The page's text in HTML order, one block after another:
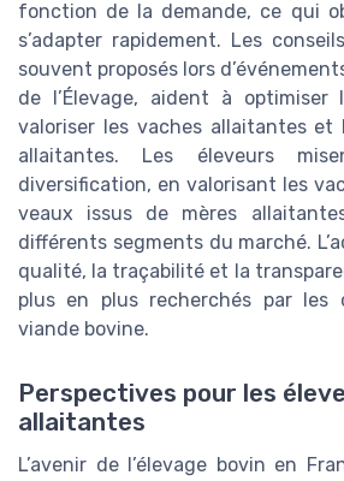
fonction de la demande, ce qui
s’adapter rapidement. Les
souvent proposés lors
de l’Élevage, aident à
valoriser les vaches allaitantes et
allaitantes. Les éleveurs
diversification, en valorisant les
veaux issus de mères
différents segments du marché.
qualité, la traçabilité et la
plus en plus recherchés par les
viande bovine.
Perspectives pour les
allaitantes
L’avenir de l’élevage bovin en